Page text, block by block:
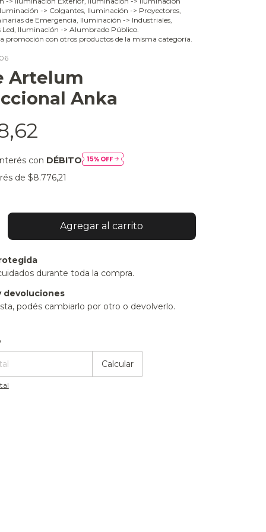
-> Colgantes, Iluminación -> Proyectores,
de Emergencia, Iluminación -> Industriales,
Led, Iluminación -> Alumbrado Público.
promoción con otros productos de la misma categoría.
Artelum
Anka
con DÉBITO
de $8.776,21
durante toda la compra.
devoluciones
podés cambiarlo por otro o devolverlo.
Calcular